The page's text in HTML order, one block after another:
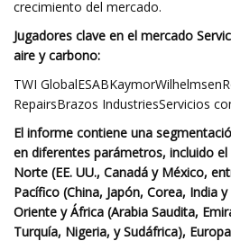
crecimiento del mercado.
Jugadores clave en el mercado
aire y carbono:
TWI
RepairsBrazos IndustriesServicios
El informe contiene una
en diferentes parámetros, incluido
Norte (EE. UU., Canadá y México,
Pacífico (China, Japón, Corea, India
Oriente y África (Arabia Saudita,
Turquía, Nigeria, y Sudáfrica),